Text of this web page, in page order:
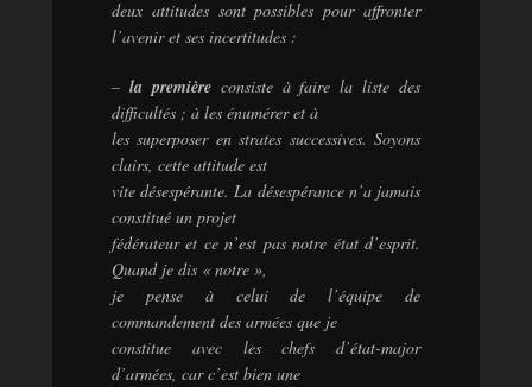
deux attitudes sont possibles pour affronter
l’avenir et ses incertitudes :
– la premièreconsiste à faire la liste des
difficultés ; à les énumérer et à
les superposer en strates successives. Soyons
clairs, cette attitude est
vite désespérante. La désespérance n’a jamais
constitué un projet
fédérateur et ce n’est pas notre état d’esprit.
Quand je dis « notre »,
je pense à celui de l’équipe de
commandement des armées que je
constitue avec les chefs d’état-major
d’armées, car c’est bien une